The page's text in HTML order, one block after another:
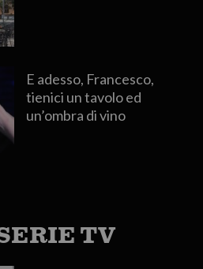
E adesso, Francesco,
tienici un tavolo ed
un’ombra di vino
TV